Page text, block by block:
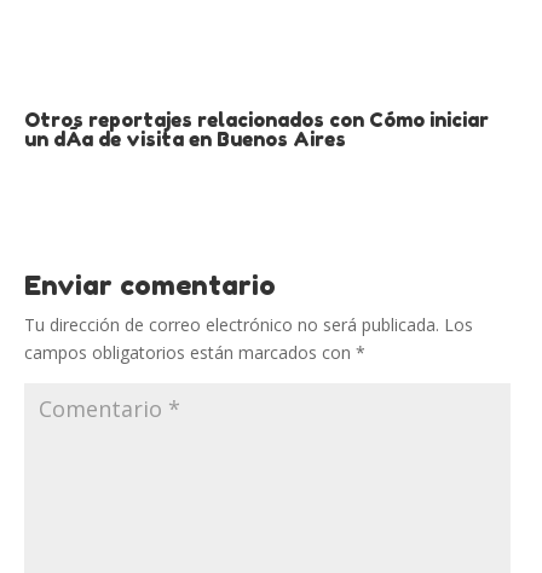
Otros reportajes relacionados con Cómo iniciar
un dÃ­a de visita en Buenos Aires
Enviar comentario
Tu dirección de correo electrónico no será publicada. Los
campos obligatorios están marcados con *